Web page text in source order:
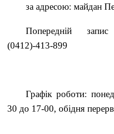
за адресою: майдан
Попередній
(0412)-413-899
Графік роботи:
30 до 17-00, обідня